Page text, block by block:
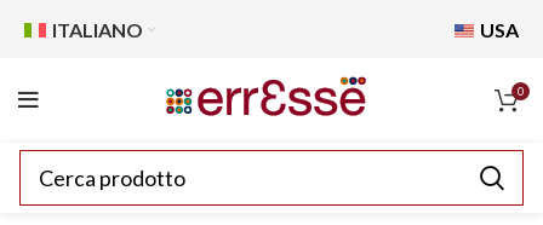
ITALIANO USA
0